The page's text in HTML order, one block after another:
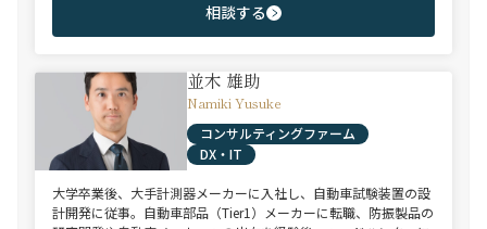
相談する
並木 雄助
Namiki Yusuke
コンサルティングファーム
DX・IT
大学卒業後、大手計測器メーカーに入社し、自動車試験装置の設
計開発に従事。自動車部品（Tier1）メーカーに転職、防振製品の